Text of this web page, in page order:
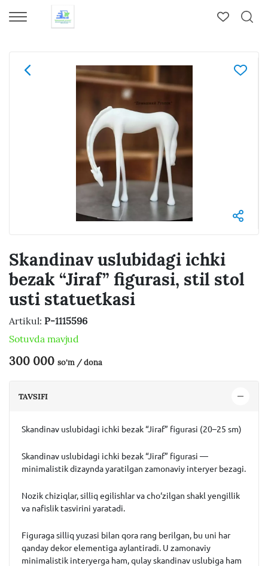
Skandinav uslubidagi ichki
bezak “Jiraf” figurasi, stil stol
usti statuetkasi
Artikul: P-1115596
Sotuvda mavjud
300 000 so'm / dona
TAVSIFI
Skandinav uslubidagi ichki bezak “Jiraf” figurasi (20–25 sm)
Skandinav uslubidagi ichki bezak “Jiraf” figurasi —
minimalistik dizaynda yaratilgan zamonaviy interyer bezagi.
Nozik chiziqlar, silliq egilishlar va cho‘zilgan shakl yengillik
va nafislik tasvirini yaratadi.
Figuraga silliq yuzasi bilan qora rang berilgan, bu uni har
qanday dekor elementiga aylantiradi. U zamonaviy
minimalistik interyerga ham, qulay skandinav uslubiga ham